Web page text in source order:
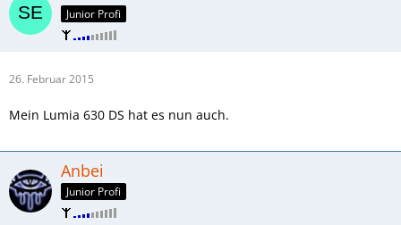
Junior Profi
26. Februar 2015
Mein Lumia 630 DS hat es nun auch.
Anbei
Junior Profi